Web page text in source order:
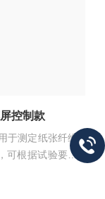
控制款
于测定纸张纤维
可根据试验要求
要用于纸张、纤
的耐折强度测